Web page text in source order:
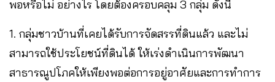
พอหรือไม่ อย่างไร โดยต้องครอบคลุม 3 กลุ่ม ดังนี้
1. กลุ่มชาวบ้านที่เคยได้รับการจัดสรรที่ดินแล้ว และไม่
สามารถใช้ประโยชน์ที่ดินได้ ให้เร่งดำเนินการพัฒนา
สาธารณูปโภคให้เพียงพอต่อการอยู่อาศัยและการทำการ